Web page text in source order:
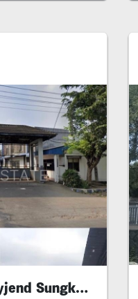
Pabrik Gudang Mayjend Sungkono Gresik